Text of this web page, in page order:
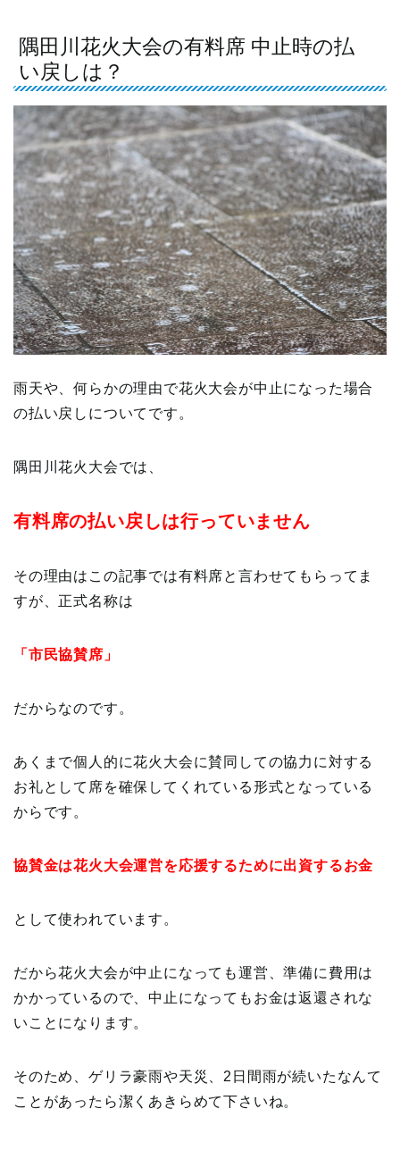
隅田川花火大会の有料席 中止時の払
い戻しは？
雨天や、何らかの理由で花火大会が中止になった場合
の払い戻しについてです。
隅田川花火大会では、
有料席の払い戻しは行っていません
その理由はこの記事では有料席と言わせてもらってま
すが、正式名称は
「市民協賛席」
だからなのです。
あくまで個人的に花火大会に賛同しての協力に対する
お礼として席を確保してくれている形式となっている
からです。
協賛金は花火大会運営を応援するために出資するお金
として使われています。
だから花火大会が中止になっても運営、準備に費用は
かかっているので、中止になってもお金は返還されな
いことになります。
そのため、ゲリラ豪雨や天災、2日間雨が続いたなんて
ことがあったら潔くあきらめて下さいね。